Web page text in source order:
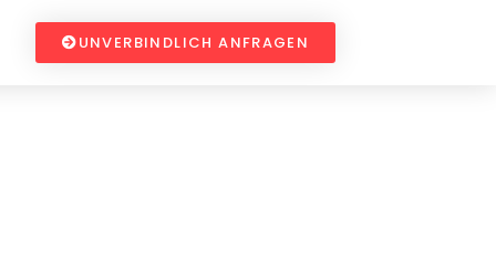
UNVERBINDLICH ANFRAGEN